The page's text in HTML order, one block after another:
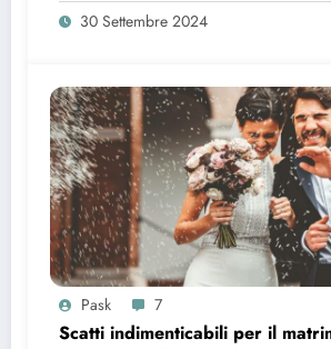
30 Settembre 2024
Pask 7
Scatti indimenticabili per il